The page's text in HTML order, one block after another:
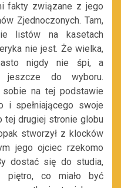
fakty związane z jego
Zjednoczonych. Tam,
listów na kasetach
nie jest. Że wielka,
nigdy nie śpi, a
do wyboru.
sobie na tej podstawie
i spełniającego swoje
tej drugiej stronie globu
stworzył z klocków
jego ojciec rzekomo
dostać się do studia,
piętro, co miało być